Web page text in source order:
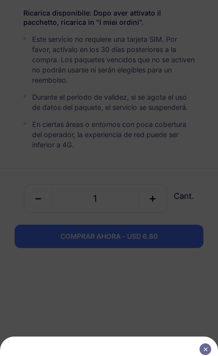
USD 10.00
Oriente Medio (10+ países)
5 GB
30 Días
Ricarica disponibile: Dopo aver attivato il
pacchetto, ricarica in "I miei ordini".
Este servicio no requiere una tarjeta SIM. Por
favor, actívalo en los 30 días posteriores a la
compra. Los paquetes vencidos que no se activen
no podrán usarse ni serán elegibles para un
reembolso.
Durante el período de validez, si se agota el uso
de datos del paquete, el servicio se suspenderá.
En ciertas áreas o entornos con poca cobertura
del operador, la experiencia de red puede ser
inferior a 4G.
Cant.
COMPRAR AHORA - USD 6.80